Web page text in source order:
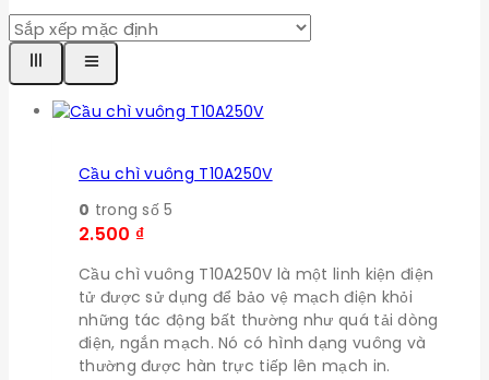
Cầu chì vuông T10A250V
0 trong số 5
2.500 ₫
Cầu chì vuông T10A250V là một linh kiện điện
tử được sử dụng để bảo vệ mạch điện khỏi
những tác động bất thường như quá tải dòng
điện, ngắn mạch. Nó có hình dạng vuông và
thường được hàn trực tiếp lên mạch in.